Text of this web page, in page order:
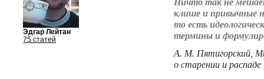
Эдгар Лейтан
75 статей
клише и привычные
то есть
термины и
А. М. Пятигорский,
о старении и распаде